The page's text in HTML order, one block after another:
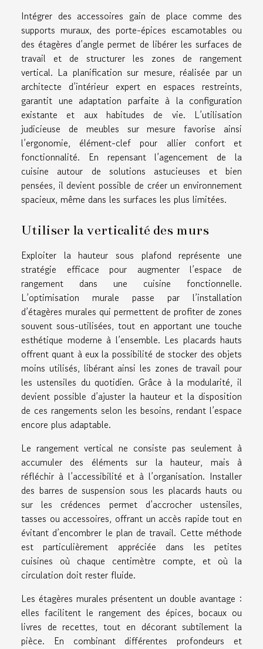
Intégrer des accessoires gain de place comme des
supports muraux, des porte-épices escamotables ou
des étagères d’angle permet de libérer les surfaces de
travail et de structurer les zones de rangement
vertical. La planification sur mesure, réalisée par un
architecte d’intérieur expert en espaces restreints,
garantit une adaptation parfaite à la configuration
existante et aux habitudes de vie. L’utilisation
judicieuse de meubles sur mesure favorise ainsi
l’ergonomie, élément-clef pour allier confort et
fonctionnalité. En repensant l’agencement de la
cuisine autour de solutions astucieuses et bien
pensées, il devient possible de créer un environnement
spacieux, même dans les surfaces les plus limitées.
Utiliser la verticalité des murs
Exploiter la hauteur sous plafond représente une
stratégie efficace pour augmenter l’espace de
rangement dans une cuisine fonctionnelle.
L’optimisation murale passe par l’installation
d’étagères murales qui permettent de profiter de zones
souvent sous-utilisées, tout en apportant une touche
esthétique moderne à l’ensemble. Les placards hauts
offrent quant à eux la possibilité de stocker des objets
moins utilisés, libérant ainsi les zones de travail pour
les ustensiles du quotidien. Grâce à la modularité, il
devient possible d’ajuster la hauteur et la disposition
de ces rangements selon les besoins, rendant l’espace
encore plus adaptable.
Le rangement vertical ne consiste pas seulement à
accumuler des éléments sur la hauteur, mais à
réfléchir à l’accessibilité et à l’organisation. Installer
des barres de suspension sous les placards hauts ou
sur les crédences permet d’accrocher ustensiles,
tasses ou accessoires, offrant un accès rapide tout en
évitant d’encombrer le plan de travail. Cette méthode
est particulièrement appréciée dans les petites
cuisines où chaque centimètre compte, et où la
circulation doit rester fluide.
Les étagères murales présentent un double avantage :
elles facilitent le rangement des épices, bocaux ou
livres de recettes, tout en décorant subtilement la
pièce. En combinant différentes profondeurs et